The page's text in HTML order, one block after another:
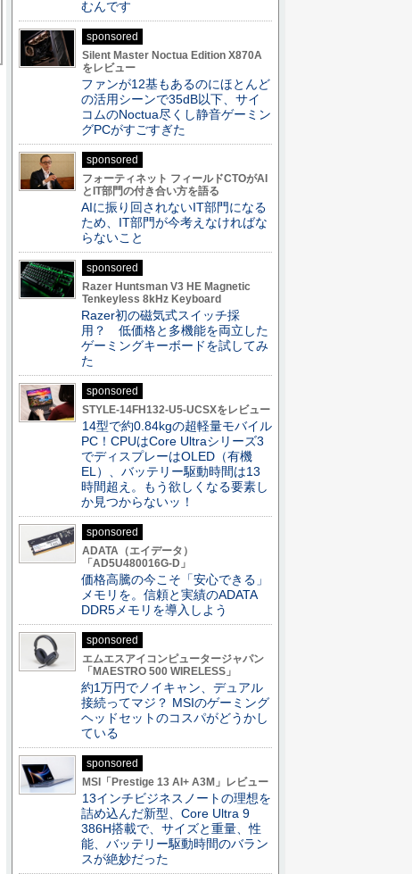
むんです
sponsored
Silent Master Noctua Edition X870A
をレビュー
ファンが12基もあるのにほとんど
の活用シーンで35dB以下、サイ
コムのNoctua尽くし静音ゲーミン
グPCがすごすぎた
sponsored
フォーティネット フィールドCTOがAI
とIT部門の付き合い方を語る
AIに振り回されないIT部門になる
ため、IT部門が今考えなければな
らないこと
sponsored
Razer Huntsman V3 HE Magnetic
Tenkeyless 8kHz Keyboard
Razer初の磁気式スイッチ採
用？ 低価格と多機能を両立した
ゲーミングキーボードを試してみ
た
sponsored
STYLE-14FH132-U5-UCSXをレビュー
14型で約0.84kgの超軽量モバイル
PC！CPUはCore Ultraシリーズ3
でディスプレーはOLED（有機
EL）、バッテリー駆動時間は13
時間超え。もう欲しくなる要素し
か見つからないッ！
sponsored
ADATA（エイデータ）
「AD5U480016G-D」
価格高騰の今こそ「安心できる」
メモリを。信頼と実績のADATA
DDR5メモリを導入しよう
sponsored
エムエスアイコンピュータージャパン
「MAESTRO 500 WIRELESS」
約1万円でノイキャン、デュアル
接続ってマジ？ MSIのゲーミング
ヘッドセットのコスパがどうかし
ている
sponsored
MSI「Prestige 13 AI+ A3M」レビュー
13インチビジネスノートの理想を
詰め込んだ新型、Core Ultra 9
386H搭載で、サイズと重量、性
能、バッテリー駆動時間のバラン
スが絶妙だった